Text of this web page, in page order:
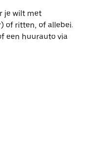
je wilt met
of ritten, of allebei.
een huurauto via